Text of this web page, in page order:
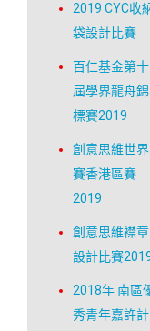
2019 CYC收
袋設計比賽
百仁基金第十
屆學界龍舟錦
標賽2019
創意思維世界
賽香港區賽
2019
創意思維襟章
設計比賽
2018年 南區
秀青年嘉許計